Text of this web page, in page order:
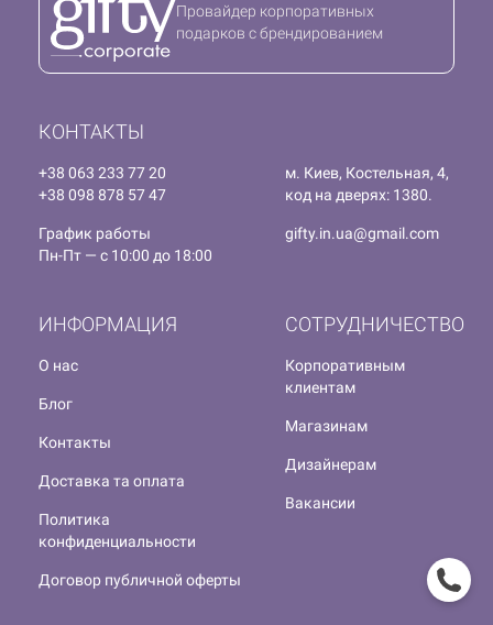
КОНТАКТЫ
+38 063 233 77 20
+38 098 878 57 47
м. Киев, Костельная, 4,
код на дверях: 1380.
График работы
Пн-Пт — с 10:00 до 18:00
gifty.in.ua@gmail.com
СОТРУДНИЧЕСТВО
Корпоративным
клиентам
Магазинам
Дизайнерам
Вакансии
ИНФОРМАЦИЯ
О нас
Блог
Контакты
Доставка та оплата
Политика
конфиденциальности
Договор публичной оферты
Провайдер корпоративных
подарков с брендированием